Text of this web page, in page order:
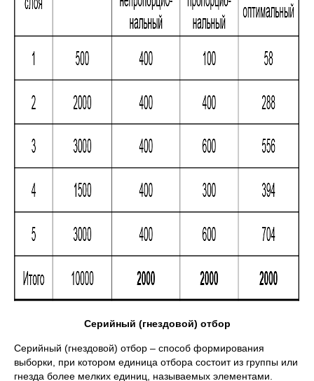
Серийный (гнездовой) отбор
Серийный (гнездовой) отбор – способ формирования
выборки, при котором единица отбора состоит из группы или
гнезда более мелких единиц, называемых элементами.